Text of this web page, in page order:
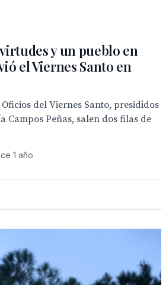
y un pueblo en
el Viernes Santo en
del Viernes Santo, presididos
Campos Peñas, salen dos filas de
1 año